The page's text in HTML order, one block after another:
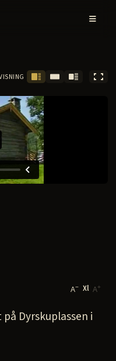
A− Xl A+
Dyrskuplassen i